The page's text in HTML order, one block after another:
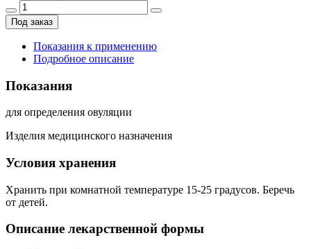
Под заказ
Показания к применению
Подробное описание
Показания
для определения овуляции
Изделия медицинского назначения
Условия хранения
Хранить при комнатной температуре 15-25 градусов. Беречь
от детей.
Описание лекарственной формы